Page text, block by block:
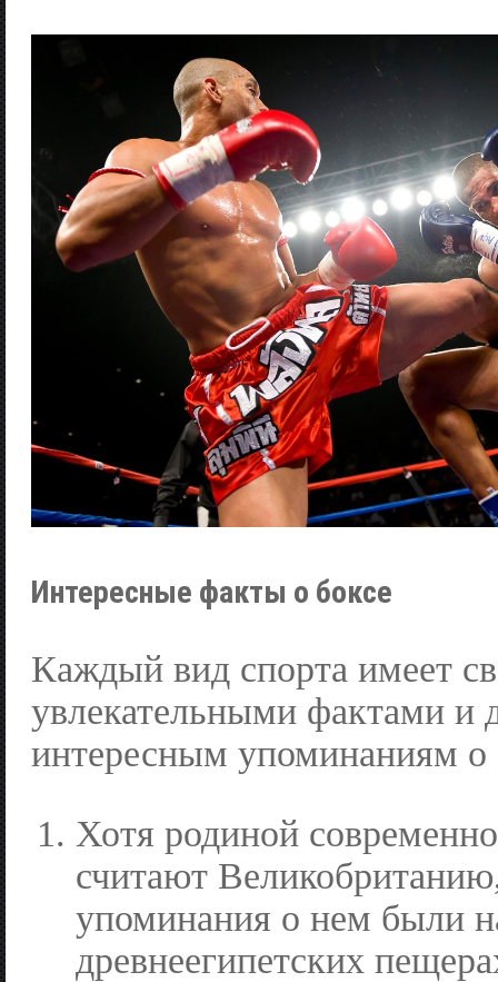
Интересные факты о боксе
Каждый вид спорта имеет
увлекательными фактами и
интересным упоминаниям о
Хотя родиной
считают
упоминания о нем были
древнеегипетских